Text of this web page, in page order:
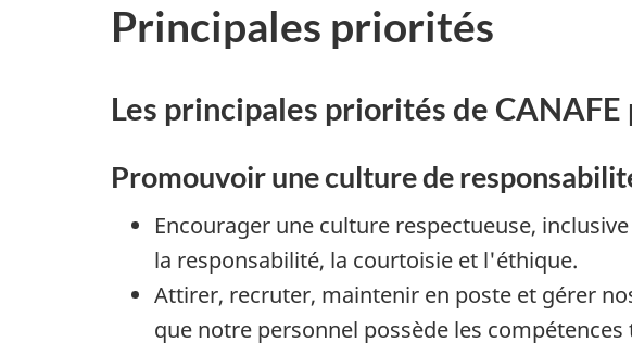
Principales priorités
Les principales priorités de
Promouvoir une culture de
Encourager une culture respectueuse,
la responsabilité, la courtoisie et l'éthique.
Attirer, recruter, maintenir en poste et gérer
que notre personnel possède les